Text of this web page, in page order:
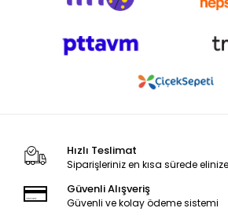
Hızlı Teslimat
Siparişleriniz en kısa sürede
Güvenli Alışveriş
Güvenli ve kolay ödeme sistemi